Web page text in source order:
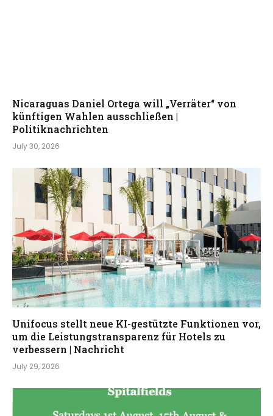
Nicaraguas Daniel Ortega will „Verräter“ von
künftigen Wahlen ausschließen |
Politiknachrichten
July 30, 2026
Unifocus stellt neue KI-gestützte Funktionen vor,
um die Leistungstransparenz für Hotels zu
verbessern | Nachricht
July 29, 2026